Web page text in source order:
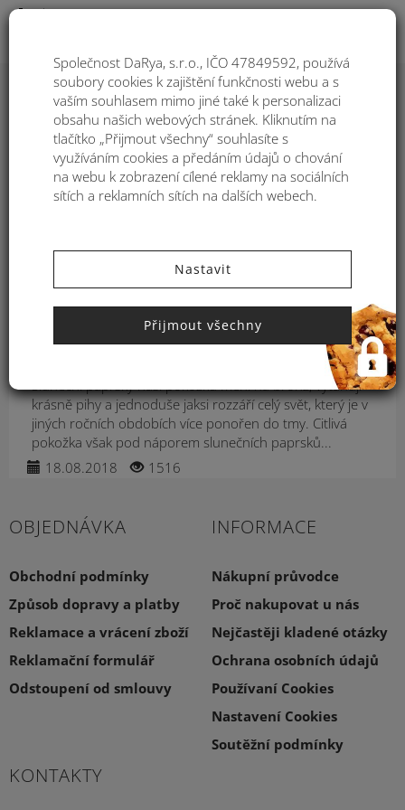
KATEGORIE: EXKLUSIVNÍ, NOVINKY
Stoprocentní ochrana před
sluncem: jak na to?
Sluneční paprsky naši pokožku mění na bronz, vytahují
krásně pihy a jednoduše jaksi rozzáří celý svět, který je v
jiných ročních obdobích více ponořen do tmy. Citlivá
pokožka však pod náporem slunečních paprsků...
18.08.2018
1516
OBJEDNÁVKA
Obchodní podmínky
Způsob dopravy a platby
Reklamace a vrácení zboží
Reklamační formulář
Odstoupení od smlouvy
INFORMACE
Nákupní průvodce
Proč nakupovat u nás
Nejčastěji kladené otázky
Ochrana osobních údajů
Používaní Cookies
Nastavení Cookies
Soutěžní podmínky
KONTAKTY
Společnost DaRya, s.r.o., IČO 47849592, používá
soubory cookies k zajištění funkčnosti webu a s
vaším souhlasem mimo jiné také k personalizaci
obsahu našich webových stránek. Kliknutím na
tlačítko „Přijmout všechny“ souhlasíte s
využíváním cookies a předáním údajů o chování
na webu k zobrazení cílené reklamy na sociálních
sítích a reklamních sítích na dalších webech.
Nastavit
Přijmout všechny